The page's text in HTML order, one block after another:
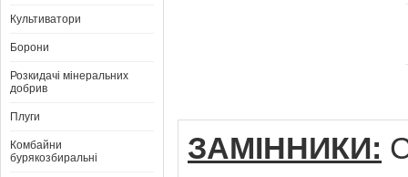
Культиватори
Борони
Розкидачі мінеральних
добрив
Плуги
Комбайни
бурякозбиральні
ЗАМІННИКИ: